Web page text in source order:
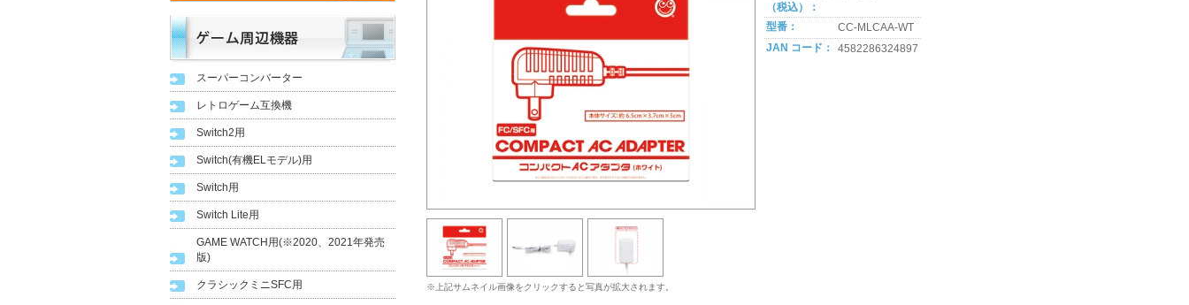
スーパーコンバーター
レトロゲーム互換機
Switch2用
Switch(有機ELモデル)用
Switch用
Switch Lite用
GAME WATCH用(※2020、2021年発売
版)
クラシックミニSFC用 ※上記サムネイル画像をクリックすると写真が拡大されます。
（税込）：
型番：
CC-MLCAA-WT
JAN コード：
4582286324897